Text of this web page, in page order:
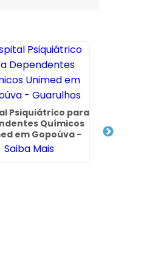
Psiquiátrico para
Químicos
em Gopoúva -
Guarulhos
Saiba Mais
em Mato